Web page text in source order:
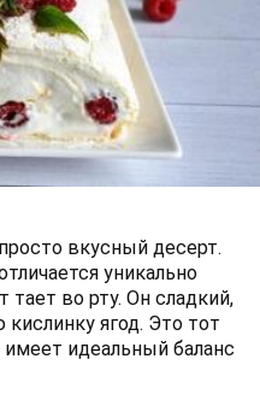
вкусный десерт.
уникально
во рту. Он сладкий,
ягод. Это тот
имеет идеальный баланс